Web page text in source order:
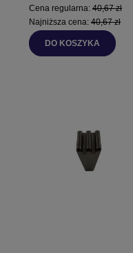
Cena regularna: 40,67 zł
Najniższa cena: 40,67 zł
DO KOSZYKA